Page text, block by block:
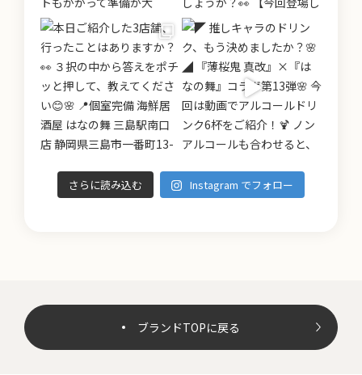
さらに読み込む Instagram でフォロー
ブランドTOPに戻る